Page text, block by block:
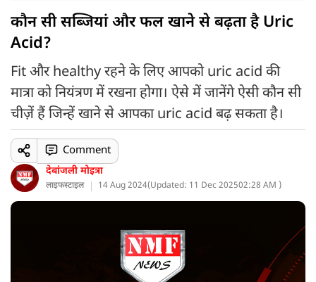
कौन सी सब्जियां और फल खाने से बढ़ता है Uric
Acid?
Fit और healthy रहने के लिए आपको uric acid की
मात्रा को नियंत्रण में रखना होगा। ऐसे में जानेंगे ऐसी कौन सी
चीज़ें हैं जिन्हें खाने से आपका uric acid बढ़ सकता है।
देबांजली मोइत्रा
लाइफस्टाइल 14 Aug 2024(Updated: 11 Dec 202502:28 AM )
Comment